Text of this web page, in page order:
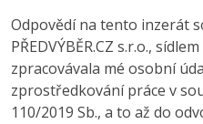
Odpovědí na tento inzerát
PŘEDVÝBĚR.CZ s.r.o.,
zpracovávala mé osobní
zprostředkování práce v
110/2019 Sb., a to až do